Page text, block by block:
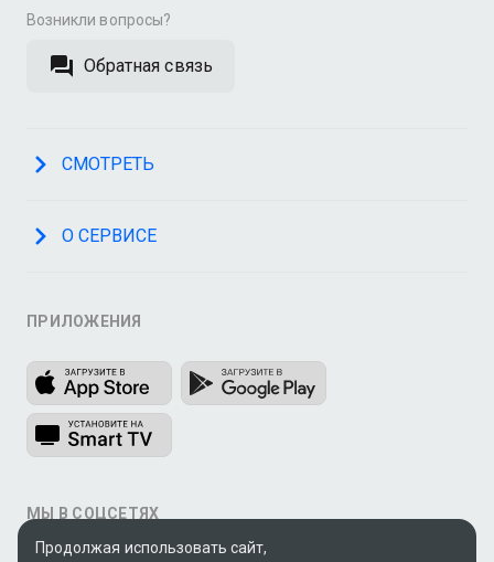
Возникли вопросы?
Обратная связь
СМОТРЕТЬ
О СЕРВИСЕ
ПРИЛОЖЕНИЯ
МЫ В СОЦСЕТЯХ
Продолжая использовать сайт,